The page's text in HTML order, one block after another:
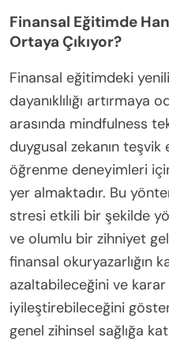
Finansal Eğitimde
Ortaya Çıkıyor?
Finansal eğitimdeki
dayanıklılığı artırmaya
arasında mindfulness
duygusal zekanın
öğrenme deneyimleri
yer almaktadır. Bu
stresi etkili bir şekilde
ve olumlu bir zihniyet
finansal okuryazarlığın
azaltabileceğini ve
iyileştirebileceğini
genel zihinsel sağlığa